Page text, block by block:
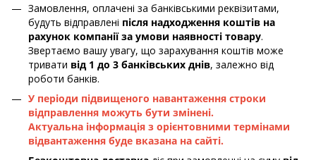
Замовлення, оплачені за банківськими реквізитами,
будуть відправлені після надходження коштів на
рахунок компанії за умови наявності товару.
Звертаємо вашу увагу, що зарахування коштів може
тривати від 1 до 3 банківських днів, залежно від
роботи банків.
У періоди підвищеного навантаження строки
відправлення можуть бути змінені.
Актуальна інформація з орієнтовними термінами
відвантаження буде вказана на сайті.